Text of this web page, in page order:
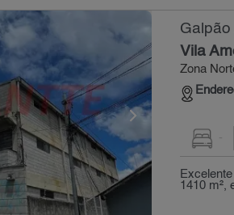
Galpão
Vila
Zona
-
1410 m²,